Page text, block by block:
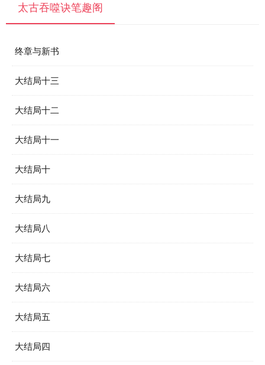
太古吞噬诀笔趣阁
终章与新书
大结局十三
大结局十二
大结局十一
大结局十
大结局九
大结局八
大结局七
大结局六
大结局五
大结局四